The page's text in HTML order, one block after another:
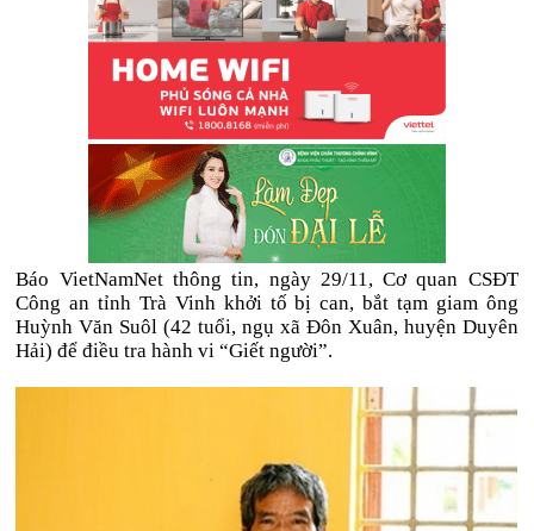
Báo VietNamNet thông tin, ngày 29/11, Cơ quan CSĐT
Công an tỉnh Trà Vinh khởi tố bị can, bắt tạm giam ông
Huỳnh Văn Suôl (42 tuổi, ngụ xã Đôn Xuân, huyện Duyên
Hải) để điều tra hành vi “Giết người”.